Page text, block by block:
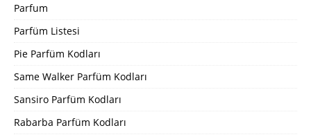
Parfum
Parfüm Listesi
Pie Parfüm Kodları
Same Walker Parfüm Kodları
Sansiro Parfüm Kodları
Rabarba Parfüm Kodları